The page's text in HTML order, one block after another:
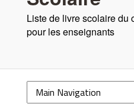
Liste de livre scolaire du
pour les enseignants